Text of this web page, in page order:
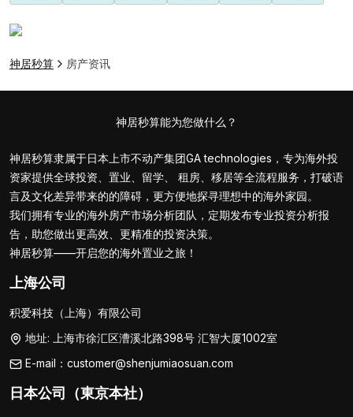
神居秒算 房产资讯
神居秒算能为您做什么？
神居秒算隶属于日本上市不动产集团GA technologies，专为海外投
资家提供全球投资、置业、留学、 租房、移居等全流程服务，打破语
言及文化差异带来的的障碍，更方便地探寻理想中的海外家园。
我们拥有专业的海外房产市场分析团队，定期发布专业投资分析报
告，助您做出更高效、更精准的投资决策。
神居秒算——开启您的海外置业之旅！
上海公司
积爱科技（上海）有限公司
地址: 上海市徐汇区漕溪北路398号 汇智大厦1002室
E-mail：customer@shenjumiaosuan.com
日本公司（東京本社）